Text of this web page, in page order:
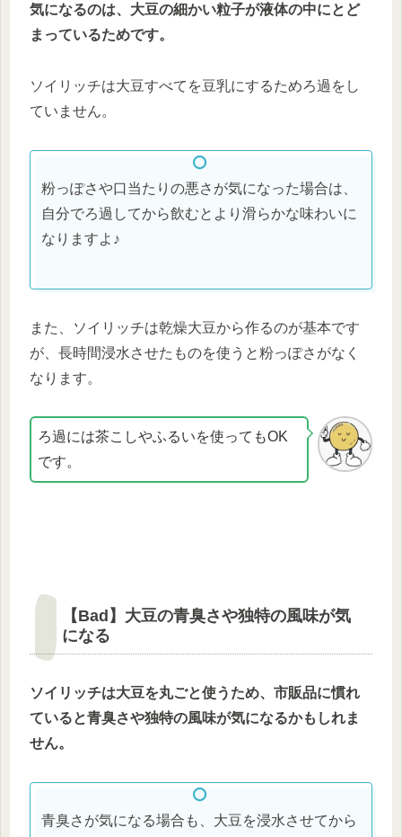
気になるのは、大豆の細かい粒子が液体の中にとど
まっているためです。
ソイリッチは大豆すべてを豆乳にするためろ過をし
ていません。
粉っぽさや口当たりの悪さが気になった場合は、
自分でろ過してから飲むとより滑らかな味わいに
なりますよ♪
また、ソイリッチは乾燥大豆から作るのが基本です
が、長時間浸水させたものを使うと粉っぽさがなく
なります。
ろ過には茶こしやふるいを使ってもOK
です。
【Bad】大豆の青臭さや独特の風味が気
になる
ソイリッチは大豆を丸ごと使うため、市販品に慣れ
ていると青臭さや独特の風味が気になるかもしれま
せん。
青臭さが気になる場合も、大豆を浸水させてから